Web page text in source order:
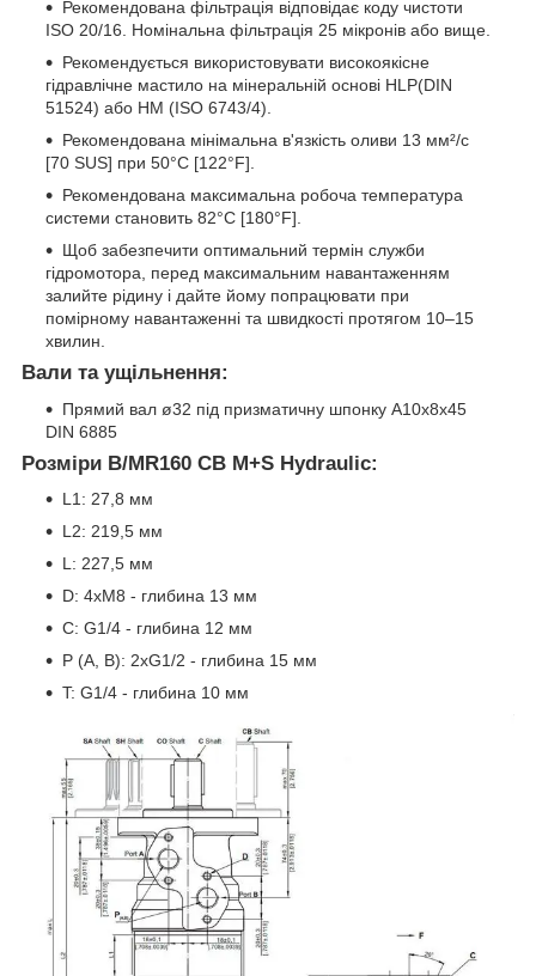
Рекомендована фільтрація відповідає коду чистоти
ISO 20/16. Номінальна фільтрація 25 мікронів або вище.
Рекомендується використовувати високоякісне
гідравлічне мастило на мінеральній основі HLP(DIN
51524) або HM (ISO 6743/4).
Рекомендована мінімальна в'язкість оливи 13 мм²/с
[70 SUS] при 50°C [122°F].
Рекомендована максимальна робоча температура
системи становить 82°C [180°F].
Щоб забезпечити оптимальний термін служби
гідромотора, перед максимальним навантаженням
залийте рідину і дайте йому попрацювати при
помірному навантаженні та швидкості протягом 10–15
хвилин.
Вали та ущільнення:
Прямий вал ø32 під призматичну шпонку A10x8x45
DIN 6885
Розміри B/MR160 CB M+S Hydraulic:
L1: 27,8 мм
L2: 219,5 мм
L: 227,5 мм
D: 4xM8 - глибина 13 мм
C: G1/4 - глибина 12 мм
P (A, B): 2xG1/2 - глибина 15 мм
T: G1/4 - глибина 10 мм